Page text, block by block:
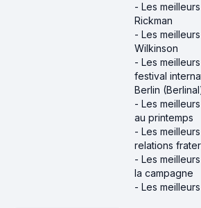
- Les
Rickman
- Les
Wilkinson
- Les
festival
Berlin
- Les
au printemps
- Les
relations
- Les
la campagne
- Les